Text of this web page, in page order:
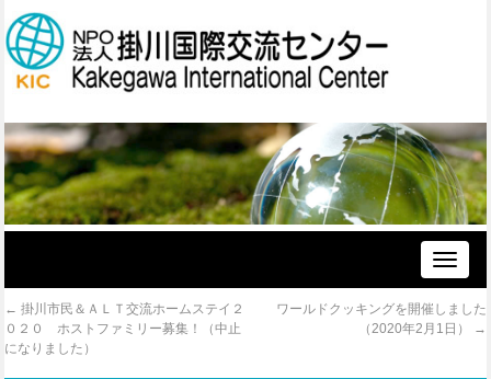
Toggle
← 掛川市民＆ＡＬＴ交流ホームステイ２
０２０ ホストファミリー募集！（中止
になりました）
ワールドクッキングを開催しました
（2020年2月1日）
→